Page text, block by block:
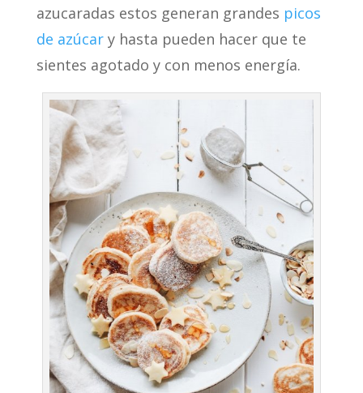
azucaradas estos generan grandes picos
de azúcary hasta pueden hacer que te
sientes agotado y con menos energía.